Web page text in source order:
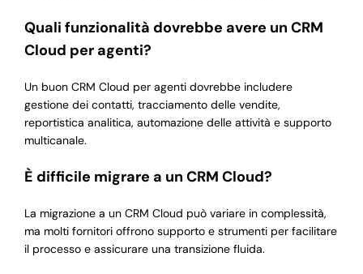
Quali funzionalità dovrebbe avere un CRM
Cloud per agenti?
Un buon CRM Cloud per agenti dovrebbe includere
gestione dei contatti, tracciamento delle vendite,
reportistica analitica, automazione delle attività e supporto
multicanale.
È difficile migrare a un CRM Cloud?
La migrazione a un CRM Cloud può variare in complessità,
ma molti fornitori offrono supporto e strumenti per facilitare
il processo e assicurare una transizione fluida.